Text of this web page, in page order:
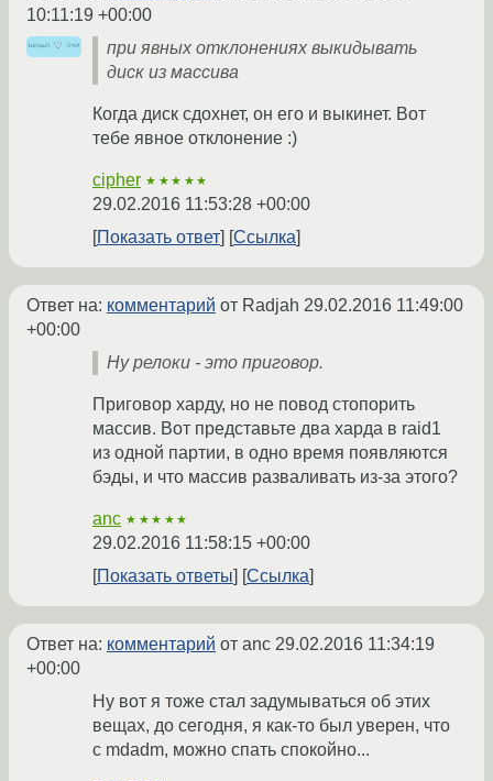
10:11:19 +00:00
при явных отклонениях выкидывать
диск из массива
Когда диск сдохнет, он его и выкинет. Вот
тебе явное отклонение :)
cipher ★★★★★
29.02.2016 11:53:28 +00:00
Показать ответ
Ссылка
Ответ на: комментарий от Radjah 29.02.2016 11:49:00
+00:00
Ну релоки - это приговор.
Приговор харду, но не повод стопорить
массив. Вот представьте два харда в raid1
из одной партии, в одно время появляются
бэды, и что массив разваливать из-за этого?
anc ★★★★★
29.02.2016 11:58:15 +00:00
Показать ответы
Ссылка
Ответ на: комментарий от anc 29.02.2016 11:34:19
+00:00
Ну вот я тоже стал задумываться об этих
вещах, до сегодня, я как-то был уверен, что
с mdadm, можно спать спокойно...